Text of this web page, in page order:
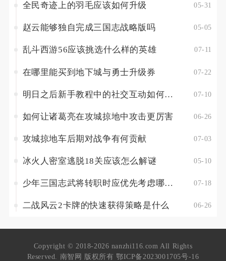
全民奇迹上的羽毛应该如何升级 05-31
赵云能够独自完成三国志战略版吗 05-05
乱斗西游56应该挑选什么样的英雄 07-11
在哪里能买到地下城与勇士升级券 07-22
明日之后新手教程中的社交互动如何进行 07-10
如何让诸葛亮在攻城掠地中攻击更厉害 06-26
攻城掠地车后期对战争有何贡献 07-03
冰火人密室逃脱18关应该怎么解谜 05-10
少年三国志武将转职时应优先考虑哪些职业 07-18
二战风云2卡牌的快速获得策略是什么 06-26
Copyright © 2018-2026 nanzhi116.com All Rights
Reserved. 南智网 版权所有 鄂ICP备2023001705号-16